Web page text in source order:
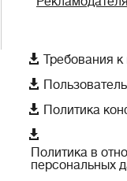
 Требования

 Политика

Политика в
персональных